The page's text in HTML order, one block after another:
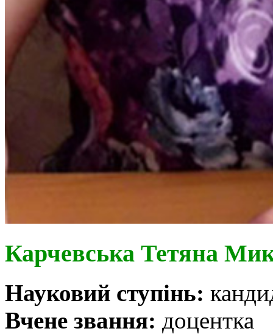
Карчевська Тетяна
Науковий ступінь:
Вчене звання: доцентка